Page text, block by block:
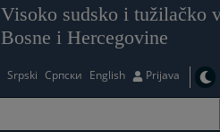
Visoko sudsko i tužilačko
Bosne i Hercegovine
Srpski Српски English Prijava